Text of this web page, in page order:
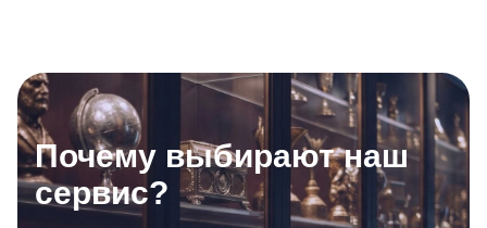
Почему выбирают наш
сервис?